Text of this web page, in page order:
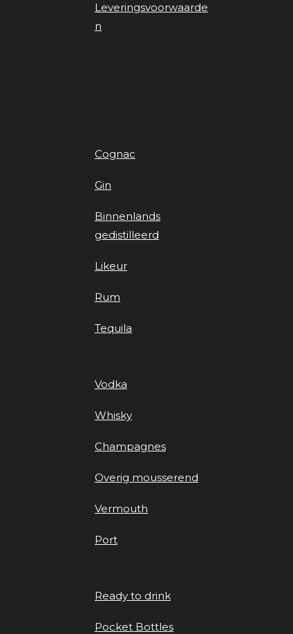
Leveringsvoorwaarde
n
Cognac
Gin
Binnenlands
gedistilleerd
Likeur
Rum
Tequila
Vodka
Whisky
Champagnes
Overig mousserend
Vermouth
Port
Ready to drink
Pocket Bottles